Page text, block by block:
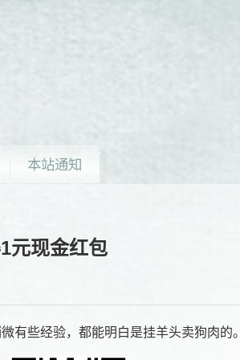
本站通知
元现金红包
有些经验，都能明白是挂羊头卖狗肉的。